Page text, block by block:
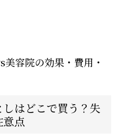
容院の効果・費用・
はどこで買う？失
点